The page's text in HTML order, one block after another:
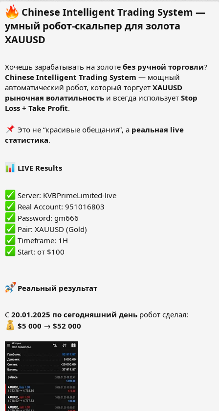
Chinese Intelligent Trading System —
умный робот-скальпер для золота
XAUUSD​
Хочешь зарабатывать на золоте без ручной торговли?
Chinese Intelligent Trading System — мощный
автоматический робот, который торгует XAUUSD
рыночная волатильность и всегда использует Stop
Loss + Take Profit.
Это не “красивые обещания”, а реальная live
статистика.
LIVE Results
Server: KVBPrimeLimited-live
Real Account: 951016803
️ Password: gm666
Pair: XAUUSD (Gold)
Timeframe: 1H
Start: от $100
Реальный результат
С 20.01.2025 по сегодняшний день робот сделал:
$5 000 → $52 000